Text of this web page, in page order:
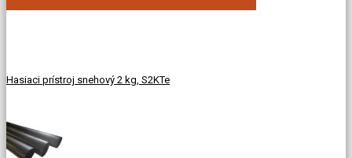
Hasiaci prístroj snehový 2 kg, S2KTe